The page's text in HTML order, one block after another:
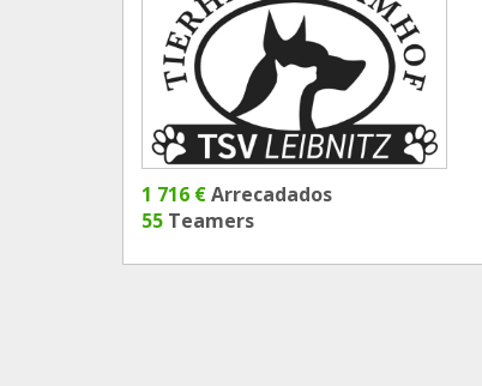
1 716 €Arrecadados
55 Teamers